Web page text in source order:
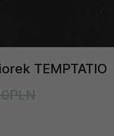
TEMPTATIO